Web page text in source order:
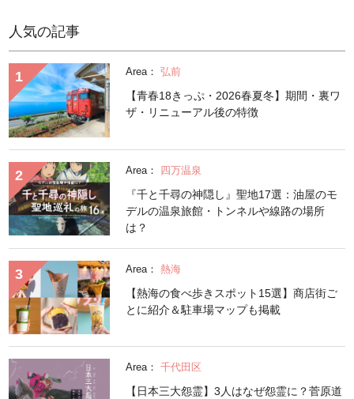
人気の記事
Area： 弘前
【青春18きっぷ・2026春夏冬】期間・裏ワ
ザ・リニューアル後の特徴
Area： 四万温泉
『千と千尋の神隠し』聖地17選：油屋のモ
デルの温泉旅館・トンネルや線路の場所
は？
Area： 熱海
【熱海の食べ歩きスポット15選】商店街ご
とに紹介＆駐車場マップも掲載
Area： 千代田区
【日本三大怨霊】3人はなぜ怨霊に？菅原道